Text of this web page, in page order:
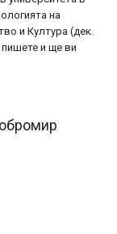
на
и Култура (дек.
пишете и ще ви